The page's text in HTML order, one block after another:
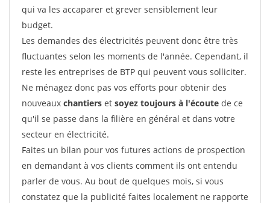
qui va les accaparer et grever sensiblement leur
budget.
Les demandes des électricités peuvent donc être très
fluctuantes selon les moments de l'année. Cependant, il
reste les entreprises de BTP qui peuvent vous solliciter.
Ne ménagez donc pas vos efforts pour obtenir des
nouveaux chantiers et soyez toujours à l'écoute de ce
qu'il se passe dans la filière en général et dans votre
secteur en électricité.
Faites un bilan pour vos futures actions de prospection
en demandant à vos clients comment ils ont entendu
parler de vous. Au bout de quelques mois, si vous
constatez que la publicité faites localement ne rapporte